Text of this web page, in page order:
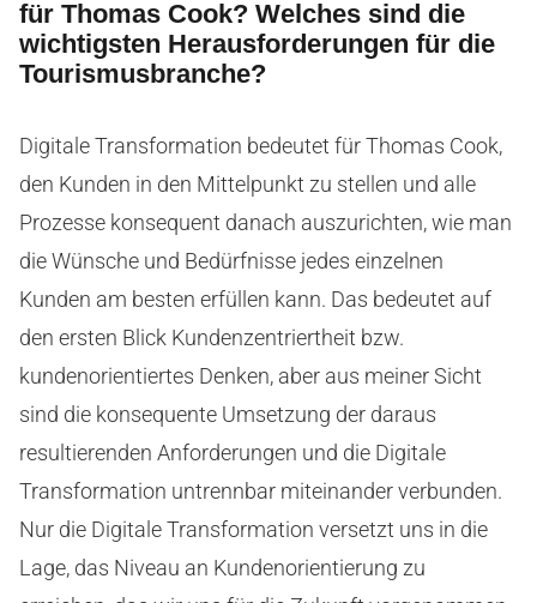
für Thomas Cook? Welches sind die
wichtigsten Herausforderungen für die
Tourismusbranche?
Digitale Transformation bedeutet für Thomas Cook,
den Kunden in den Mittelpunkt zu stellen und alle
Prozesse konsequent danach auszurichten, wie man
die Wünsche und Bedürfnisse jedes einzelnen
Kunden am besten erfüllen kann. Das bedeutet auf
den ersten Blick Kundenzentriertheit bzw.
kundenorientiertes Denken, aber aus meiner Sicht
sind die konsequente Umsetzung der daraus
resultierenden Anforderungen und die Digitale
Transformation untrennbar miteinander verbunden.
Nur die Digitale Transformation versetzt uns in die
Lage, das Niveau an Kundenorientierung zu